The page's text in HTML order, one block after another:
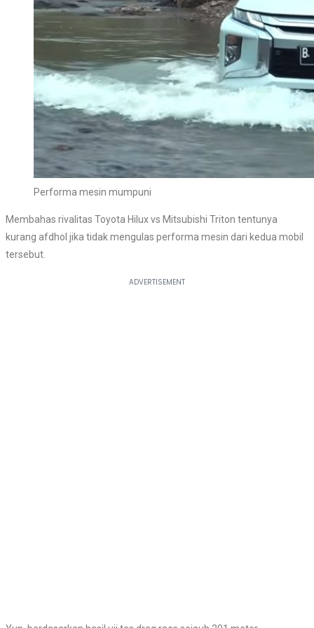
Performa mesin mumpuni
Membahas rivalitas Toyota Hilux vs Mitsubishi Triton tentunya
kurang afdhol jika tidak mengulas performa mesin dari kedua mobil
tersebut.